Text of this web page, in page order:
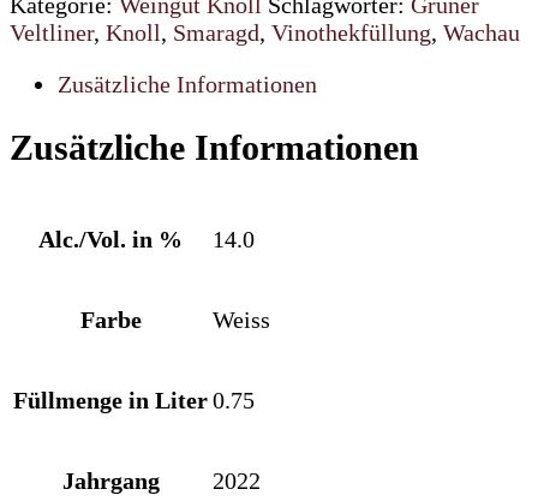
Smaragd
Menge
Veltliner, Knoll, Smaragd, Vinothekfüllung, Wachau
Zusätzliche Informationen
Zusätzliche Informationen
Alc./Vol. in % 14.0
Farbe Weiss
Füllmenge in Liter0.75
Jahrgang 2022